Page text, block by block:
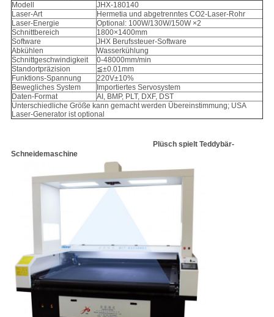
Modell
JHX-180140
Laser-Art
Hermetia und abgetrenntes CO2-Laser-Rohr
Laser-Energie
Optional: 100W/130W/150W ×2
Schnittbereich
1800×1400mm
Software
JHX Berufssteuer-Software
Abkühlen
Wasserkühlung
Schnittgeschwindigkeit
0-48000mm/min
Standortpräzision
≦±0.01mm
Funktions-Spannung
220V±10%
Bewegliches System
Importiertes Servosystem
Daten-Format
AI, BMP, PLT, DXF, DST
Unterschiedliche Größe kann gemacht werden Übereinstimmung; USA
Laser-Generator ist optional
Plüsch spielt Teddybär-
Schneidemaschine